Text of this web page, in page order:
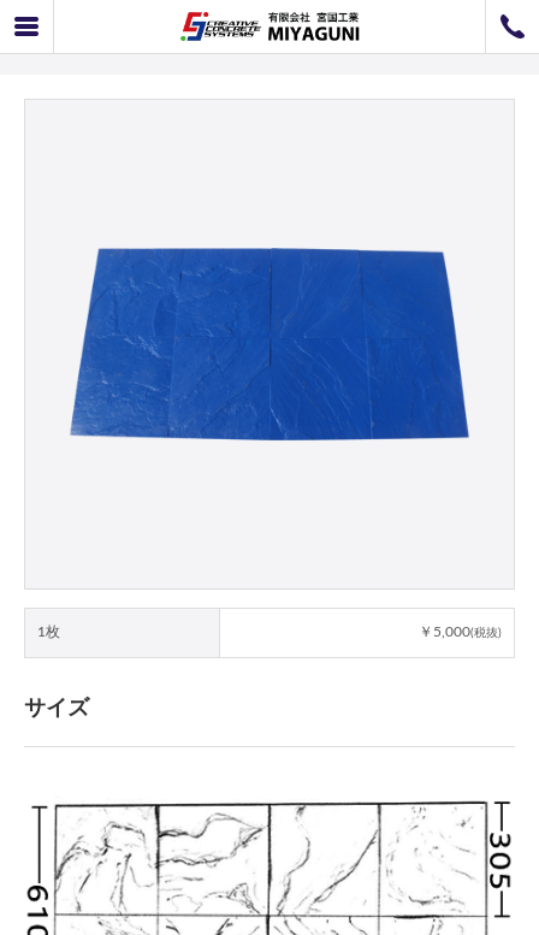
SS-19 12×12スレートＢＪ
1枚 ￥5,000(税抜)
サイズ